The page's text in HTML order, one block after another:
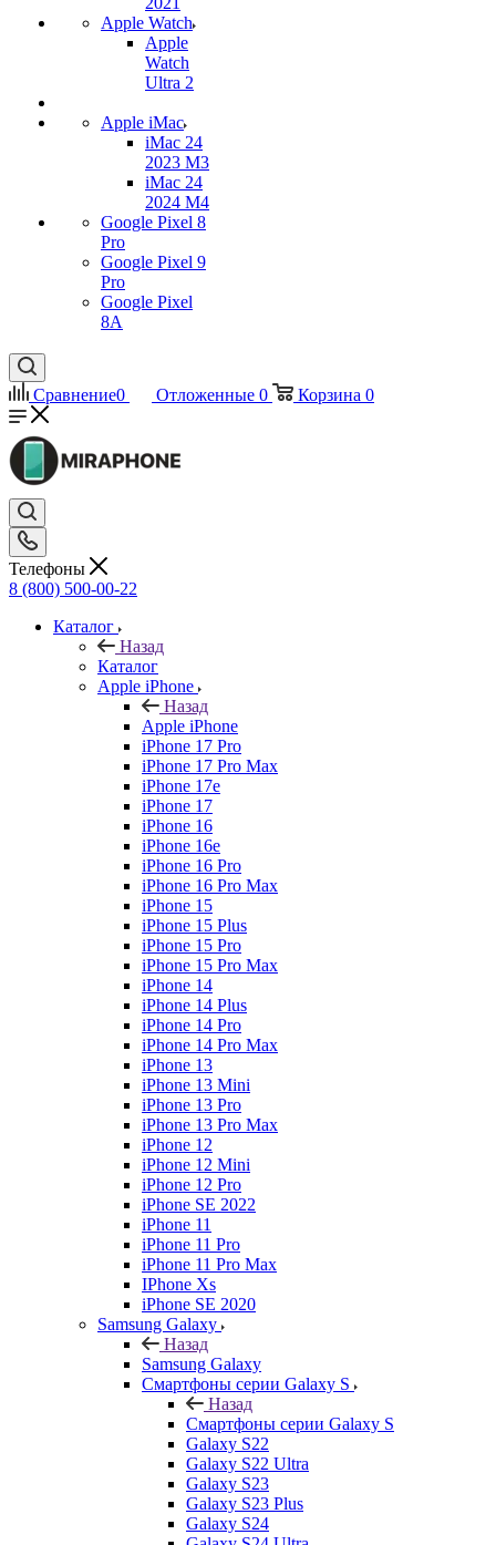
Apple Watch
Apple
Watch
Ultra 2
Apple iMac
iMac 24
2023 M3
iMac 24
2024 M4
Google Pixel 8
Pro
Google Pixel 9
Pro
Google Pixel
8A
Сравнение0 Отложенные 0 Корзина 0
Телефоны
8 (800) 500-00-22
Каталог
Назад
Каталог
Apple iPhone
Назад
Apple iPhone
iPhone 17 Pro
iPhone 17 Pro Max
iPhone 17e
iPhone 17
iPhone 16
iPhone 16e
iPhone 16 Pro
iPhone 16 Pro Max
iPhone 15
iPhone 15 Plus
iPhone 15 Pro
iPhone 15 Pro Max
iPhone 14
iPhone 14 Plus
iPhone 14 Pro
iPhone 14 Pro Max
iPhone 13
iPhone 13 Mini
iPhone 13 Pro
iPhone 13 Pro Max
iPhone 12
iPhone 12 Mini
iPhone 12 Pro
iPhone SE 2022
iPhone 11
iPhone 11 Pro
iPhone 11 Pro Max
IPhone Xs
iPhone SE 2020
Samsung Galaxy
Назад
Samsung Galaxy
Смартфоны серии Galaxy S
Назад
Смартфоны серии Galaxy S
Galaxy S22
Galaxy S22 Ultra
Galaxy S23
Galaxy S23 Plus
Galaxy S24